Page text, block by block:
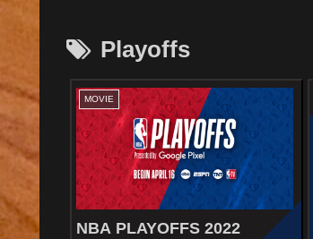
Playoffs
MOVIE
NBA PLAYOFFS 2022